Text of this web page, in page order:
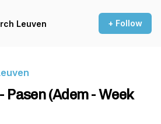
Leuven + Follow
Pasen (Adem - Week